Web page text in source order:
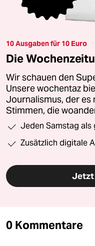
10 Ausgaben für 10 Euro
Die
Wir schauen den
Unsere wochentaz
Journalismus, der es
Stimmen, die
Jeden Samstag als
Zusätzlich digitale
Jetzt
0 Kommentare